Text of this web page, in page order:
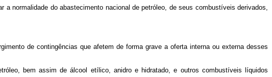
a normalidade do abastecimento nacional de petróleo, de seus combustíveis derivados,
de contingências que afetem de forma grave a oferta interna ou externa desses
bem assim de álcool etílico, anidro e hidratado, e outros combustíveis líquidos